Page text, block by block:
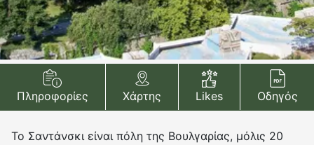
Πληροφορίες Χάρτης Likes Οδηγός
Το Σαντάνσκι είναι πόλη της Βουλγαρίας, μόλις 20